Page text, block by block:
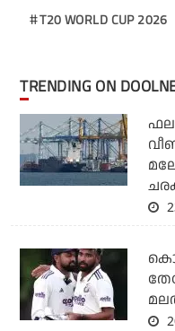
T20 WORLD CUP 2026
TRENDING ON